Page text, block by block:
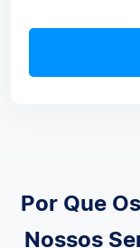
Por Que
Nossos